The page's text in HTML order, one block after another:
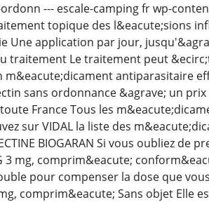
--- escale-camping fr wp-
topique des l&eacute;sions
Une application par jour,
traitement Le traitement peut
antiparasitaire
sans ordonnance &agrave; un
France Tous les
sur VIDAL la liste des
BIOGARAN Si vous oubliez de
3 mg, comprim&eacute;
pour compenser la dose que
comprim&eacute; Sans objet Elle